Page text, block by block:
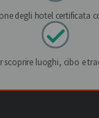
degli hotel certificata
scoprire luoghi, cibo e